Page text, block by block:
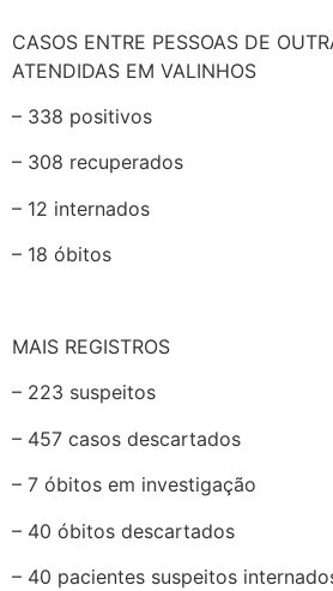
CASOS ENTRE PESSOAS DE
ATENDIDAS EM VALINHOS
– 338 positivos
– 308 recuperados
– 12 internados
– 18 óbitos
MAIS REGISTROS
– 223 suspeitos
– 457 casos descartados
– 7 óbitos em investigação
– 40 óbitos descartados
– 40 pacientes suspeitos